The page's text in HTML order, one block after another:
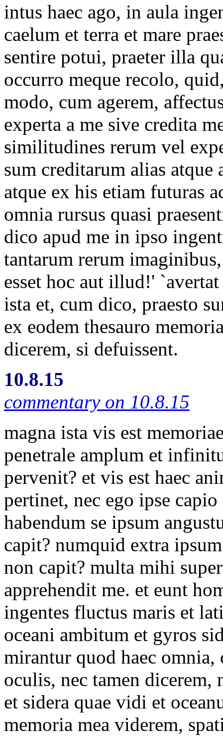
intus haec ago, in aula
caelum et terra et mare
sentire potui, praeter illa
occurro meque recolo,
modo, cum agerem,
experta a me sive credita
similitudines rerum vel
sum creditarum alias
atque ex his etiam futuras
omnia rursus quasi
dico apud me in ipso
tantarum rerum
esset hoc aut illud!'
ista et, cum dico, praesto
ex eodem thesauro
dicerem, si defuissent.
10.8.15
commentary on 10.8.15
magna ista vis est
penetrale amplum et
pervenit? et vis est haec
pertinet, nec ego ipse
habendum se ipsum
capit? numquid extra
non capit? multa mihi
apprehendit me. et eunt
ingentes fluctus maris et
oceani ambitum et gyros
mirantur quod haec omnia,
oculis, nec tamen
et sidera quae vidi et
memoria mea viderem,